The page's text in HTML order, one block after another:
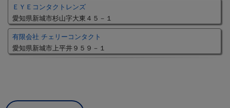
ＥＹＥコンタクトレンズ
愛知県新城市杉山字大東４５－１
有限会社 チェリーコンタクト
愛知県新城市上平井９５９－１